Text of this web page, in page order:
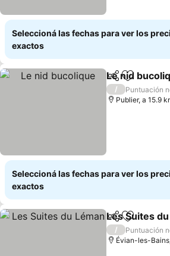
Seleccioná las fechas para ver los
exactos
Compartir
Añadir a
Le nid
/
Puntuación
Publier, a 15.9
Seleccioná las fechas para ver los
exactos
Compartir
Añadir a
Les Suites
/
Puntuación
Évian-les-